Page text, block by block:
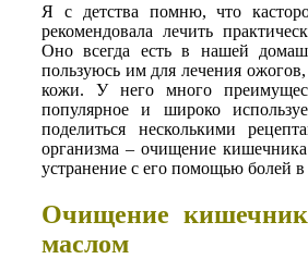
Я с детства помню, что
рекомендовала лечить
Оно всегда есть в нашей
пользуюсь им для лечения
кожи. У него много
популярное и широко
поделиться несколькими
организма – очищение кишечника
устранение с его помощью болей в
Очищение
маслом